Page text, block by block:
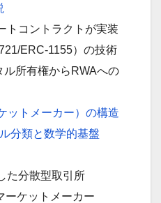
トコントラクトが実装
ERC-1155）の技術
ル所有権からRWAへの
ットメーカー）の構造
分類と数学的基盤
た分散型取引所
ーケットメーカー